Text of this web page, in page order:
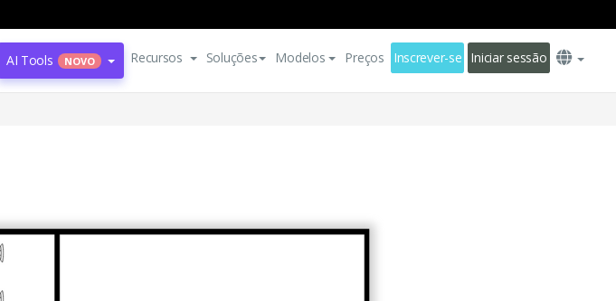
AI Tools NOVO Recursos Soluções Modelos Preços Inscrever-se Iniciar sessão